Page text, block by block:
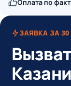
Оплата по
ЗАЯВКА ЗА
Казани